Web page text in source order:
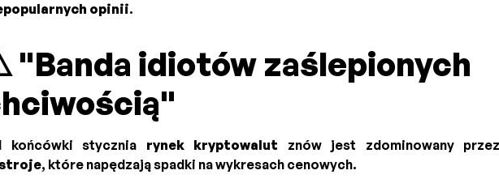
opinii.
"Banda idiotów zaślepionych
końcówki stycznia rynek kryptowalut znów jest zdominowany
, które napędzają spadki na wykresach cenowych.